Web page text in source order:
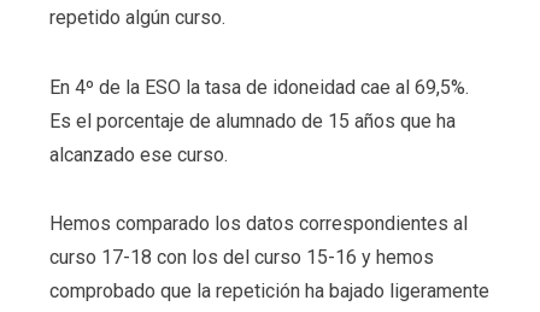
repetido algún curso.
En 4º de la ESO la tasa de idoneidad cae al 69,5%.
Es el porcentaje de alumnado de 15 años que ha
alcanzado ese curso.
Hemos comparado los datos correspondientes al
curso 17-18 con los del curso 15-16 y hemos
comprobado que la repetición ha bajado ligeramente